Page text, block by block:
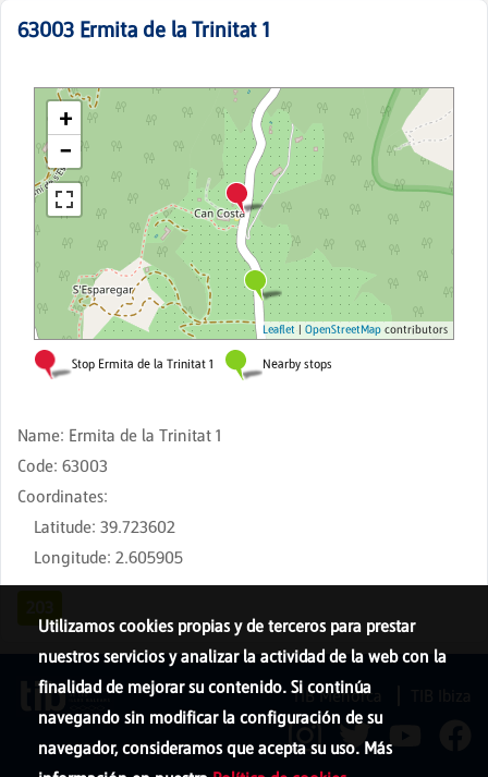
63003 Ermita de la Trinitat 1
Name: Ermita de la Trinitat 1
Code: 63003
Coordinates:
Latitude: 39.723602
Longitude: 2.605905
Utilizamos cookies propias y de terceros para prestar
nuestros servicios y analizar la actividad de la web con la
finalidad de mejorar su contenido. Si continúa
navegando sin modificar la configuración de su
navegador, consideramos que acepta su uso. Más
TIB Menorca